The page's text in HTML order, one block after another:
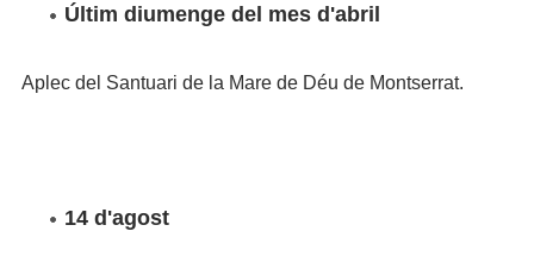
Últim diumenge del mes d'abril
Aplec del Santuari de la Mare de Déu de Montserrat.
14 d'agost